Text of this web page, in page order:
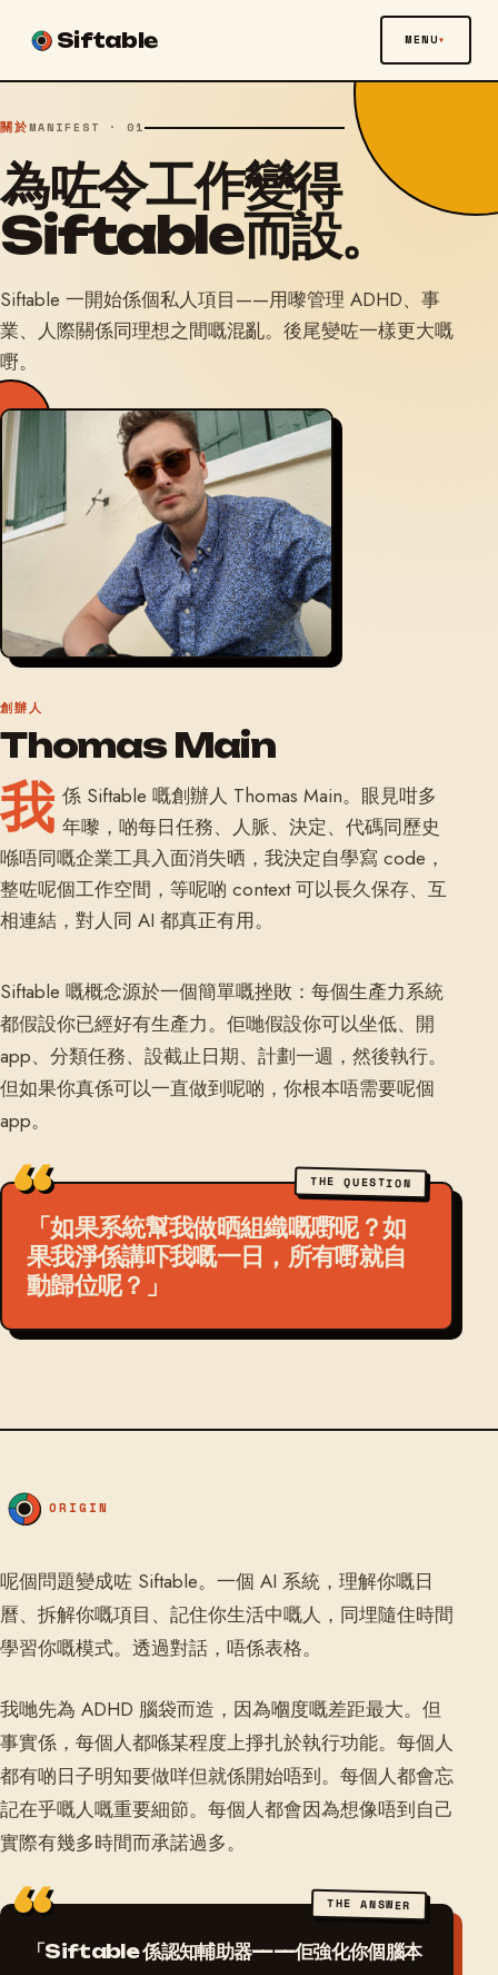
Siftable MENU
關於MANIFEST · 01
為咗令工作變得
Siftable而設。
Siftable 一開始係個私人項目——用嚟管理 ADHD、事
業、人際關係同理想之間嘅混亂。後尾變咗一樣更大嘅
嘢。
創辦人
Thomas Main
我 係 Siftable 嘅創辦人 Thomas Main。眼見咁多
年嚟，啲每日任務、人脈、決定、代碼同歷史
喺唔同嘅企業工具入面消失晒，我決定自學寫 code，
整咗呢個工作空間，等呢啲 context 可以長久保存、互
相連結，對人同 AI 都真正有用。
Siftable 嘅概念源於一個簡單嘅挫敗：每個生產力系統
都假設你已經好有生產力。佢哋假設你可以坐低、開
app、分類任務、設截止日期、計劃一週，然後執行。
但如果你真係可以一直做到呢啲，你根本唔需要呢個
app。
THE QUESTION
「如果系統幫我做晒組織嘅嘢呢？如
果我淨係講吓我嘅一日，所有嘢就自
動歸位呢？」
ORIGIN
呢個問題變成咗 Siftable。一個 AI 系統，理解你嘅日
曆、拆解你嘅項目、記住你生活中嘅人，同埋隨住時間
學習你嘅模式。透過對話，唔係表格。
我哋先為 ADHD 腦袋而造，因為嗰度嘅差距最大。但
事實係，每個人都喺某程度上掙扎於執行功能。每個人
都有啲日子明知要做咩但就係開始唔到。每個人都會忘
記在乎嘅人嘅重要細節。每個人都會因為想像唔到自己
實際有幾多時間而承諾過多。
THE ANSWER
「Siftable 係認知輔助器——佢強化你個腦本